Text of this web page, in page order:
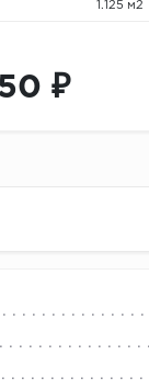
1.125 м2
₽